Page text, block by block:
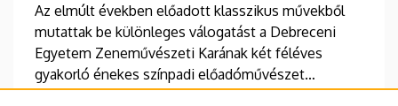
Az elmúlt években előadott klasszikus művekből
mutattak be különleges válogatást a Debreceni
Egyetem Zeneművészeti Karának két féléves
gyakorló énekes színpadi előadóművészet
részismereti képzését folytató, valamint a komplex